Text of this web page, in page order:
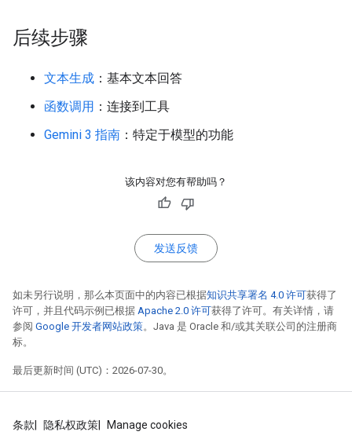
后续步骤
文本生成 ：基本文本回答
函数调用 ：连接到工具
Gemini 3 指南 ：特定于模型的功能
该内容对您有帮助吗？
发送反馈
如未另行说明，那么本页面中的内容已根据知识共享署名 4.0 许可获得了
许可，并且代码示例已根据 Apache 2.0 许可获得了许可。有关详情，请
参阅 Google 开发者网站政策。Java 是 Oracle 和/或其关联公司的注册商
标。
最后更新时间 (UTC)：2026-07-30。
条款 隐私权政策 Manage cookies